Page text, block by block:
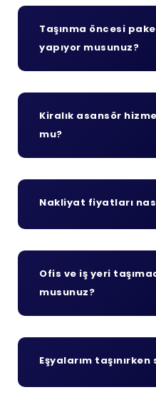
Taşınma öncesi
yapıyor musunuz?
Kiralık asansör
mu?
Nakliyat fiyatları
Ofis ve iş yeri
musunuz?
Eşyalarım taşınırken